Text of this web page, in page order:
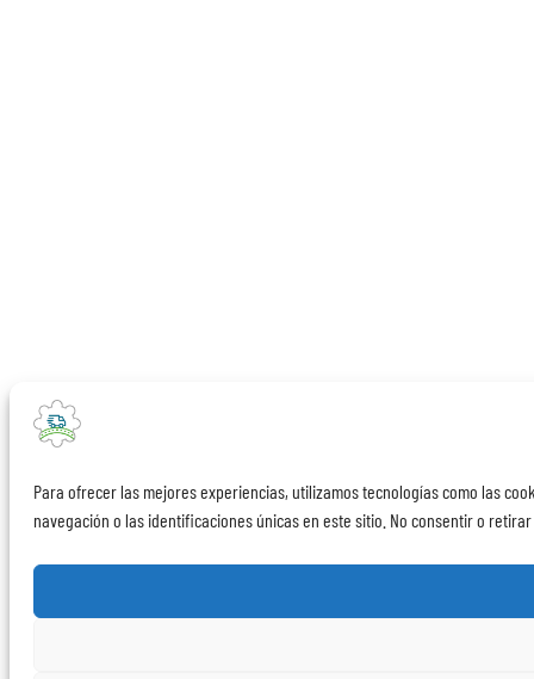
Para ofrecer las mejores experiencias, utilizamos tecnologías como las
navegación o las identificaciones únicas en este sitio. No consentir o